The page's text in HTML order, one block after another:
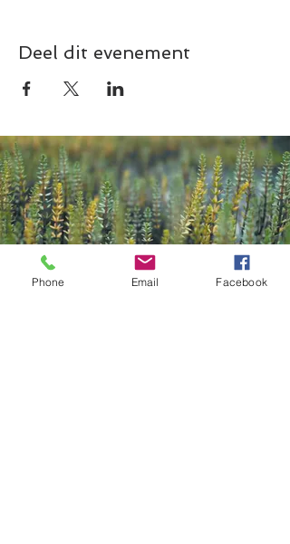
Deel dit evenement
Phone Email Facebook